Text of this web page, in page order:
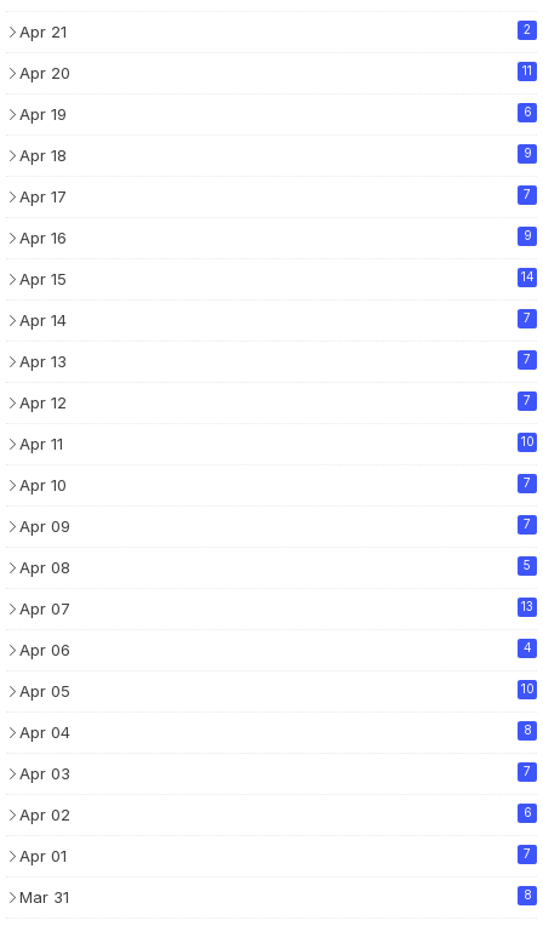
Apr 21 2
Apr 20 11
Apr 19 6
Apr 18 9
Apr 17 7
Apr 16 9
Apr 15 14
Apr 14 7
Apr 13 7
Apr 12 7
Apr 11 10
Apr 10 7
Apr 09 7
Apr 08 5
Apr 07 13
Apr 06 4
Apr 05 10
Apr 04 8
Apr 03 7
Apr 02 6
Apr 01 7
Mar 31 8